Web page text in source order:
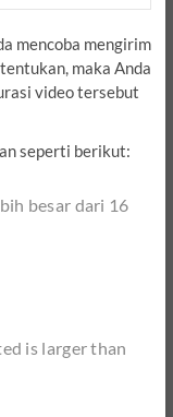
mencoba mengirim
maka Anda
video tersebut
seperti berikut:
besar dari 16
is larger than